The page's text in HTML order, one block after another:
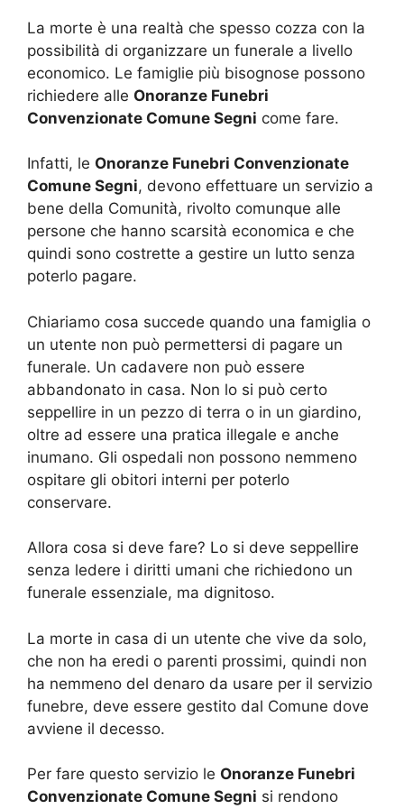
La morte è una realtà che spesso cozza con la
possibilità di organizzare un funerale a livello
economico. Le famiglie più bisognose possono
richiedere alle Onoranze Funebri
Convenzionate Comune Segni come fare.
Infatti, le Onoranze Funebri Convenzionate
Comune Segni, devono effettuare un servizio a
bene della Comunità, rivolto comunque alle
persone che hanno scarsità economica e che
quindi sono costrette a gestire un lutto senza
poterlo pagare.
Chiariamo cosa succede quando una famiglia o
un utente non può permettersi di pagare un
funerale. Un cadavere non può essere
abbandonato in casa. Non lo si può certo
seppellire in un pezzo di terra o in un giardino,
oltre ad essere una pratica illegale e anche
inumano. Gli ospedali non possono nemmeno
ospitare gli obitori interni per poterlo
conservare.
Allora cosa si deve fare? Lo si deve seppellire
senza ledere i diritti umani che richiedono un
funerale essenziale, ma dignitoso.
La morte in casa di un utente che vive da solo,
che non ha eredi o parenti prossimi, quindi non
ha nemmeno del denaro da usare per il servizio
funebre, deve essere gestito dal Comune dove
avviene il decesso.
Per fare questo servizio le Onoranze Funebri
Convenzionate Comune Segni si rendono